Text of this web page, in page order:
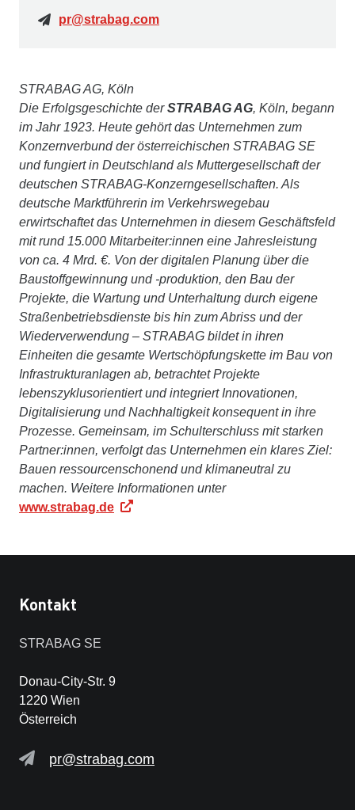
pr@strabag.com
STRABAG AG, Köln
Die Erfolgsgeschichte derSTRABAG AG, Köln, begann
im Jahr 1923. Heute gehört das Unternehmen zum
Konzernverbund der österreichischen STRABAG SE
und fungiert in Deutschland als Muttergesellschaft der
deutschen STRABAG-Konzerngesellschaften. Als
deutsche Marktführerin im Verkehrswegebau
erwirtschaftet das Unternehmen in diesem Geschäftsfeld
mit rund 15.000 Mitarbeiter:innen eine Jahresleistung
von ca. 4 Mrd. €. Von der digitalen Planung über die
Baustoffgewinnung und -produktion, den Bau der
Projekte, die Wartung und Unterhaltung durch eigene
Straßenbetriebsdienste bis hin zum Abriss und der
Wiederverwendung – STRABAG bildet in ihren
Einheiten die gesamte Wertschöpfungskette im Bau von
Infrastrukturanlagen ab, betrachtet Projekte
lebenszyklusorientiert und integriert Innovationen,
Digitalisierung und Nachhaltigkeit konsequent in ihre
Prozesse. Gemeinsam, im Schulterschluss mit starken
Partner:innen, verfolgt das Unternehmen ein klares Ziel:
Bauen ressourcenschonend und klimaneutral zu
machen. Weitere Informationen unter
www.strabag.de
Kontakt
STRABAG SE
Donau-City-Str. 9
1220 Wien
Österreich
pr@strabag.com